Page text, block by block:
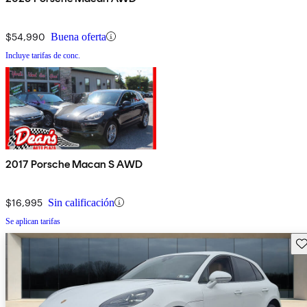
$54,990 Buena oferta
Incluye tarifas de conc.
2017 Porsche Macan S AWD
$16,995 Sin calificación
Se aplican tarifas